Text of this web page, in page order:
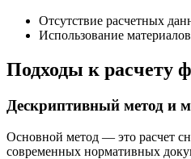
Отсутствие расчетных
Использование
Подходы к расчету
Дескриптивный метод и
Основной метод — это расчет
современных нормативных